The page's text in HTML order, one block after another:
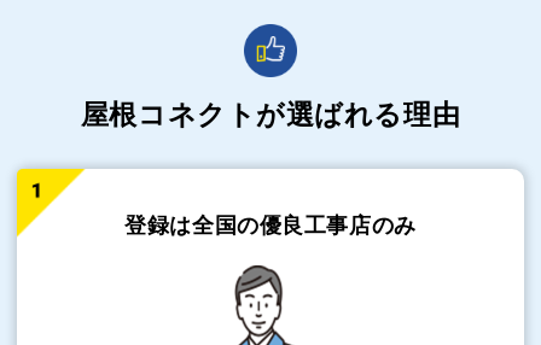
屋根コネクトが選ばれる理由
登録は全国の優良工事店のみ